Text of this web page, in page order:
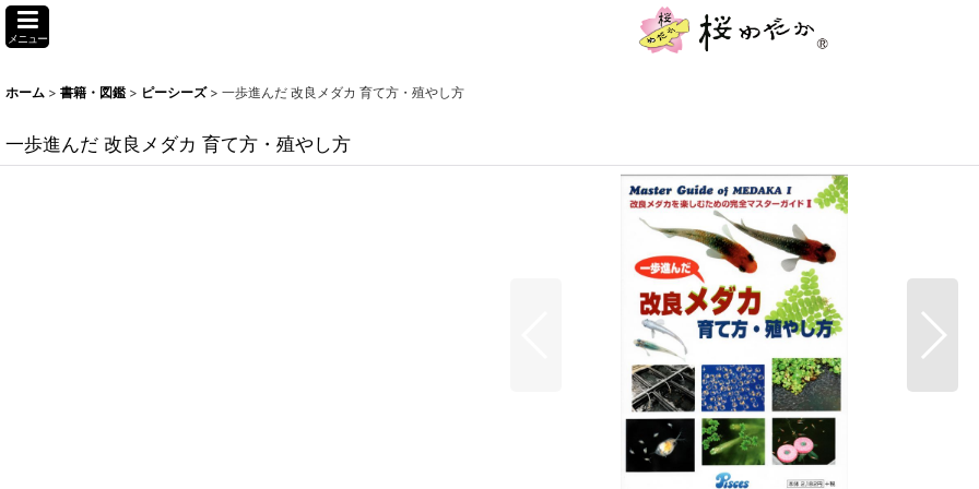
メニュー
ホーム > 書籍・図鑑 > ピーシーズ > 一歩進んだ 改良メダカ 育て方・殖やし方
一歩進んだ 改良メダカ 育て方・殖やし方